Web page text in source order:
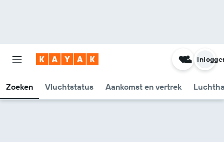
Zoeken Vluchtstatus Aankomst en vertrek